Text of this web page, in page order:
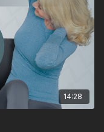
14:28